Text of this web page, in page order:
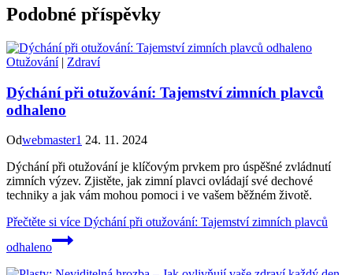
Podobné příspěvky
Otužování| Zdraví
Dýchání při otužování: Tajemství zimních plavců
odhaleno
Odwebmaster1 24. 11. 2024
Dýchání při otužování je klíčovým prvkem pro úspěšné zvládnutí
zimních výzev. Zjistěte, jak zimní plavci ovládají své dechové
techniky a jak vám mohou pomoci i ve vašem běžném životě.
Přečtěte si více Dýchání při otužování: Tajemství zimních plavců
odhaleno